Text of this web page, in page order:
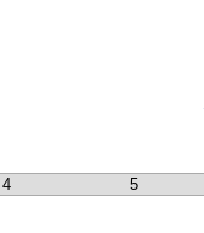
4 5